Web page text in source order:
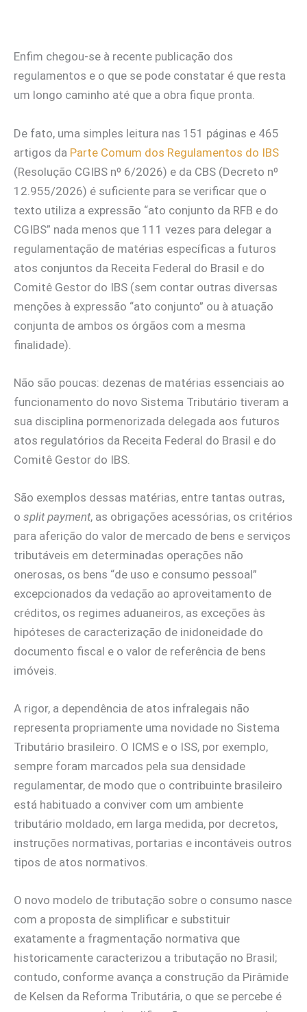
Enfim chegou-se à recente publicação dos
regulamentos e o que se pode constatar é que resta
um longo caminho até que a obra fique pronta.
De fato, uma simples leitura nas 151 páginas e 465
artigos da Parte Comum dos Regulamentos do IBS
(Resolução CGIBS nº 6/2026) e da CBS (Decreto nº
12.955/2026) é suficiente para se verificar que o
texto utiliza a expressão “ato conjunto da RFB e do
CGIBS” nada menos que 111 vezes para delegar a
regulamentação de matérias específicas a futuros
atos conjuntos da Receita Federal do Brasil e do
Comitê Gestor do IBS (sem contar outras diversas
menções à expressão “ato conjunto” ou à atuação
conjunta de ambos os órgãos com a mesma
finalidade).
Não são poucas: dezenas de matérias essenciais ao
funcionamento do novo Sistema Tributário tiveram a
sua disciplina pormenorizada delegada aos futuros
atos regulatórios da Receita Federal do Brasil e do
Comitê Gestor do IBS.
São exemplos dessas matérias, entre tantas outras,
o split payment, as obrigações acessórias, os critérios
para aferição do valor de mercado de bens e serviços
tributáveis em determinadas operações não
onerosas, os bens “de uso e consumo pessoal”
excepcionados da vedação ao aproveitamento de
créditos, os regimes aduaneiros, as exceções às
hipóteses de caracterização de inidoneidade do
documento fiscal e o valor de referência de bens
imóveis.
A rigor, a dependência de atos infralegais não
representa propriamente uma novidade no Sistema
Tributário brasileiro. O ICMS e o ISS, por exemplo,
sempre foram marcados pela sua densidade
regulamentar, de modo que o contribuinte brasileiro
está habituado a conviver com um ambiente
tributário moldado, em larga medida, por decretos,
instruções normativas, portarias e incontáveis outros
tipos de atos normativos.
O novo modelo de tributação sobre o consumo nasce
com a proposta de simplificar e substituir
exatamente a fragmentação normativa que
historicamente caracterizou a tributação no Brasil;
contudo, conforme avança a construção da Pirâmide
de Kelsen da Reforma Tributária, o que se percebe é